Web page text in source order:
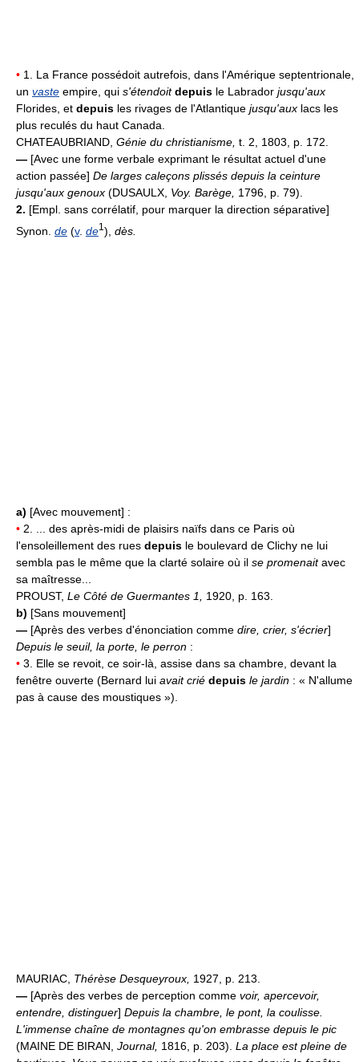
• 1. La France possédoit autrefois, dans l'Amérique septentrionale,
un vaste empire, qui s'étendoitdepuis le Labrador jusqu'aux
Florides, et depuis les rivages de l'Atlantique jusqu'aux lacs les
plus reculés du haut Canada.
CHATEAUBRIAND, Génie du christianisme, t. 2, 1803, p. 172.
— [Avec une forme verbale exprimant le résultat actuel d'une
action passée] De larges caleçons plissés depuis la ceinture
jusqu'aux genoux (DUSAULX, Voy. Barège, 1796, p. 79).
2. [Empl. sans corrélatif, pour marquer la direction séparative]
Synon. de (v. de1 ), dès.
a) [Avec mouvement] :
• 2. ... des après-midi de plaisirs naïfs dans ce Paris où
l'ensoleillement des rues depuis le boulevard de Clichy ne lui
sembla pas le même que la clarté solaire où il se promenaitavec
sa maîtresse...
PROUST, Le Côté de Guermantes 1, 1920, p. 163.
b) [Sans mouvement]
— [Après des verbes d'énonciation comme dire, crier, s'écrier]
Depuis le seuil, la porte, le perron :
• 3. Elle se revoit, ce soir-là, assise dans sa chambre, devant la
fenêtre ouverte (Bernard lui avait crié depuis le jardin : « N'allume
pas à cause des moustiques »).
MAURIAC, Thérèse Desqueyroux, 1927, p. 213.
— [Après des verbes de perception comme voir, apercevoir,
entendre, distinguer] Depuis la chambre, le pont, la coulisse.
L'immense chaîne de montagnes qu'on embrasse depuis le pic
(MAINE DE BIRAN, Journal, 1816, p. 203). La place est pleine de